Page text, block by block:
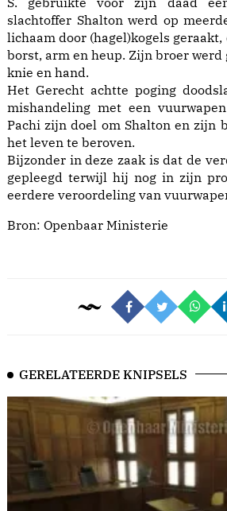
slachtoffer Shalton werd op
lichaam door (hagel)kogels
borst, arm en heup. Zijn broer werd
knie en hand.
Het Gerecht achtte poging
mishandeling met een
Pachi zijn doel om Shalton en zijn
het leven te beroven.
Bijzonder in deze zaak is dat de
gepleegd terwijl hij nog in zijn
eerdere veroordeling van
Bron: Openbaar Ministerie
GERELATEERDE KNIPSELS